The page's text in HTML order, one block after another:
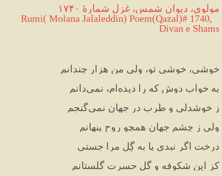
مولوی، دیوان شمس، غزل شمارهٔ ۱۷۴۰
Rumi( Molana Jalaleddin) Poem(Qazal)# 1740,
Divan e Shams
خوشی، خوشی تو، ولی من هزار چندانم
به خواب دوش که را دیده‌ام، نمی‌دانم
ز خوشدلی و طرب در جهان نمی‌گنجم
ولی ز چشم جهان همچو روح پنهانم
درخت اگر نبدی پا به گِل مرا جستی
کز این شکوفه و گُل حسرت گلستانم